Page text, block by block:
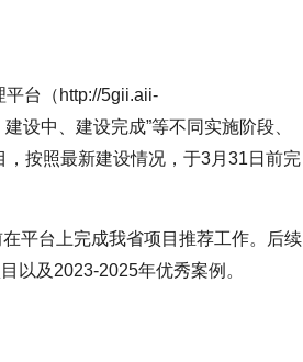
平台（http://5gii.aii-
设中、建设完成”等不同实施阶段、
，按照最新建设情况，于3月31日前完
平台上完成我省项目推荐工作。后续
以及2023-2025年优秀案例。